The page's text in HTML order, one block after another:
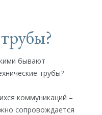
коммуникаций –
сопровождается